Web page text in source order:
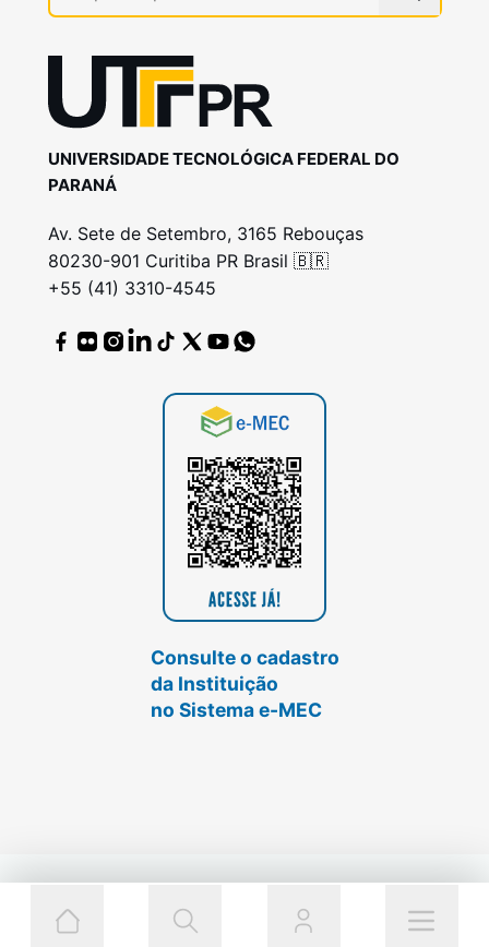
UNIVERSIDADE TECNOLÓGICA FEDERAL DO
PARANÁ
Av. Sete de Setembro, 3165 Rebouças
80230-901 Curitiba PR Brasil 🇧🇷
+55 (41) 3310-4545
Consulte o cadastro
da Instituição
no Sistema e-MEC